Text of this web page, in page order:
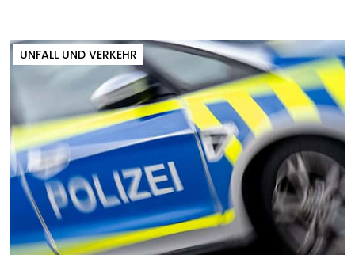
UNFALL UND VERKEHR